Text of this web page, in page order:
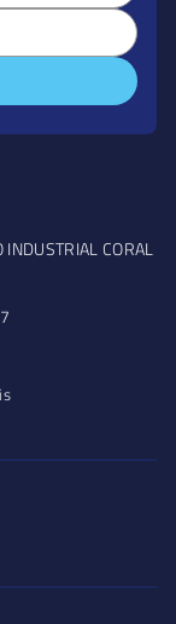
CORAL